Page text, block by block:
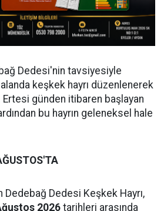
Dedesi'nin tavsiyesiyle
keşkek hayrı düzenlenerek
günden itibaren başlayan
bu hayrın geleneksel hale
Dedebağ Dedesi Keşkek Hayrı,
2026 tarihleri arasında